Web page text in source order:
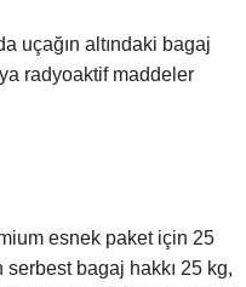
uçağın altındaki bagaj
radyoaktif maddeler
esnek paket için 25
serbest bagaj hakkı 25 kg,